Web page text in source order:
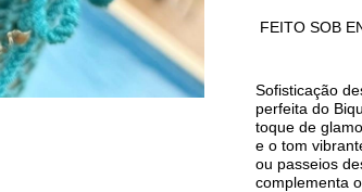
FEITO SOB
Sofisticação
perfeita do
toque de
e o tom
ou passeios
complementa